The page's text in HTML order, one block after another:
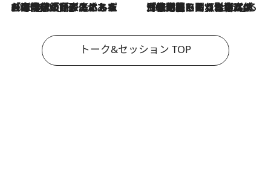
2026.8.3
「今後値上げがあるとすれば…」「リスクがあるのは今年の冬」エネルギー専門家が語る、ホルムズ海峡封鎖が家庭にもたらす“ある心配” 2026.8.3
「住宅建てられない…」「サーチャージ料の高値が続いている」ホルムズ海峡封鎖による影響はいつまで続く？《エネルギー専門家に聞く“どうなる日本の暮らし”》
トーク&セッション TOP